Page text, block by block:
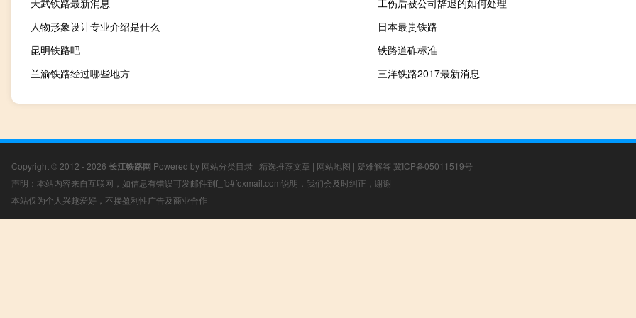
天武铁路最新消息
工伤后被公司辞退的如何处理
人物形象设计专业介绍是什么
日本最贵铁路
昆明铁路吧
铁路道砟标准
兰渝铁路经过哪些地方
三洋铁路2017最新消息
Copyright © 2012 - 2026 长江铁路网 Powered by 网站分类目录 | 精选推荐文章 | 网站地图 | 疑难解答 冀ICP备05011519号
声明：本站内容来自互联网，如信息有错误可发邮件到f_fb#foxmail.com说明，我们会及时纠正，谢谢
本站仅为个人兴趣爱好，不接盈利性广告及商业合作